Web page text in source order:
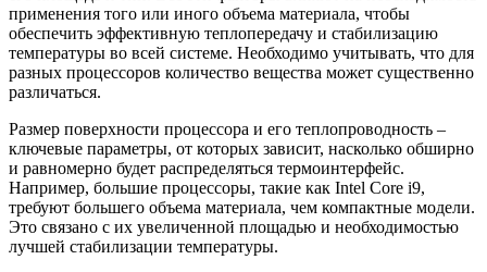
применения того или иного объема материала, чтобы
обеспечить эффективную теплопередачу и стабилизацию
температуры во всей системе. Необходимо учитывать, что для
разных процессоров количество вещества может существенно
различаться.
Размер поверхности процессора и его теплопроводность –
ключевые параметры, от которых зависит, насколько обширно
и равномерно будет распределяться термоинтерфейс.
Например, большие процессоры, такие как Intel Core i9,
требуют большего объема материала, чем компактные модели.
Это связано с их увеличенной площадью и необходимостью
лучшей стабилизации температуры.